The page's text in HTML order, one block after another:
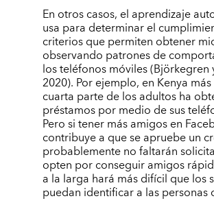
En otros casos, el aprendizaje
usa para determinar el
criterios que permiten obtener
observando patrones de
los teléfonos móviles (Björkegren
2020). Por ejemplo, en Kenya
cuarta parte de los adultos ha
préstamos por medio de sus
Pero si tener más amigos en
contribuye a que se apruebe un
probablemente no faltarán
opten por conseguir amigos
a la larga hará más difícil que los
puedan identificar a las personas